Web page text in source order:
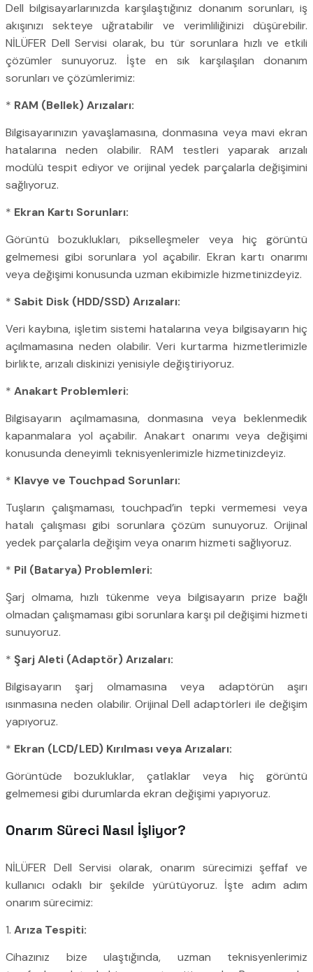
Dell bilgisayarlarınızda karşılaştığınız donanım sorunları, iş
akışınızı sekteye uğratabilir ve verimliliğinizi düşürebilir.
NİLÜFER Dell Servisi olarak, bu tür sorunlara hızlı ve etkili
çözümler sunuyoruz. İşte en sık karşılaşılan donanım
sorunları ve çözümlerimiz:
* RAM (Bellek) Arızaları:
Bilgisayarınızın yavaşlamasına, donmasına veya mavi ekran
hatalarına neden olabilir. RAM testleri yaparak arızalı
modülü tespit ediyor ve orijinal yedek parçalarla değişimini
sağlıyoruz.
* Ekran Kartı Sorunları:
Görüntü bozuklukları, pikselleşmeler veya hiç görüntü
gelmemesi gibi sorunlara yol açabilir. Ekran kartı onarımı
veya değişimi konusunda uzman ekibimizle hizmetinizdeyiz.
* Sabit Disk (HDD/SSD) Arızaları:
Veri kaybına, işletim sistemi hatalarına veya bilgisayarın hiç
açılmamasına neden olabilir. Veri kurtarma hizmetlerimizle
birlikte, arızalı diskinizi yenisiyle değiştiriyoruz.
* Anakart Problemleri:
Bilgisayarın açılmamasına, donmasına veya beklenmedik
kapanmalara yol açabilir. Anakart onarımı veya değişimi
konusunda deneyimli teknisyenlerimizle hizmetinizdeyiz.
* Klavye ve Touchpad Sorunları:
Tuşların çalışmaması, touchpad’in tepki vermemesi veya
hatalı çalışması gibi sorunlara çözüm sunuyoruz. Orijinal
yedek parçalarla değişim veya onarım hizmeti sağlıyoruz.
* Pil (Batarya) Problemleri:
Şarj olmama, hızlı tükenme veya bilgisayarın prize bağlı
olmadan çalışmaması gibi sorunlara karşı pil değişimi hizmeti
sunuyoruz.
* Şarj Aleti (Adaptör) Arızaları:
Bilgisayarın şarj olmamasına veya adaptörün aşırı
ısınmasına neden olabilir. Orijinal Dell adaptörleri ile değişim
yapıyoruz.
* Ekran (LCD/LED) Kırılması veya Arızaları:
Görüntüde bozukluklar, çatlaklar veya hiç görüntü
gelmemesi gibi durumlarda ekran değişimi yapıyoruz.
Onarım Süreci Nasıl İşliyor?
NİLÜFER Dell Servisi olarak, onarım sürecimizi şeffaf ve
kullanıcı odaklı bir şekilde yürütüyoruz. İşte adım adım
onarım sürecimiz:
1. Arıza Tespiti:
Cihazınız bize ulaştığında, uzman teknisyenlerimiz